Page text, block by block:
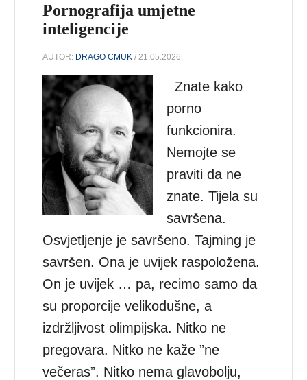
Pornografija umjetne
inteligencije
AUTOR: DRAGO CMUK / 21.05.2026.
Znate kako
porno
funkcionira.
Nemojte se
praviti da ne
znate. Tijela su
savršena.
Osvjetljenje je savršeno. Tajming je
savršen. Ona je uvijek raspoložena.
On je uvijek … pa, recimo samo da
su proporcije velikodušne, a
izdržljivost olimpijska. Nitko ne
pregovara. Nitko ne kaže ”ne
večeras”. Nitko nema glavobolju,